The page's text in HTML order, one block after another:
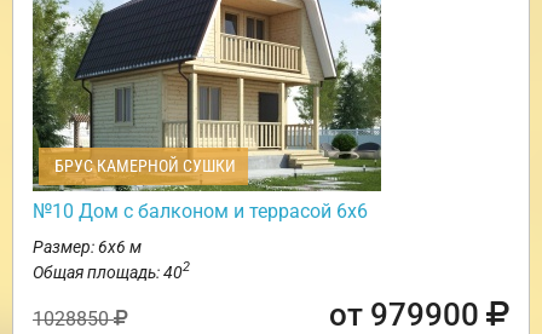
БРУС КАМЕРНОЙ СУШКИ
№10 Дом с балконом и террасой 6х6
Размер: 6х6 м
Общая площадь: 402
1028850 от 979900